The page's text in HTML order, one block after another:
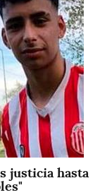
justicia hasta